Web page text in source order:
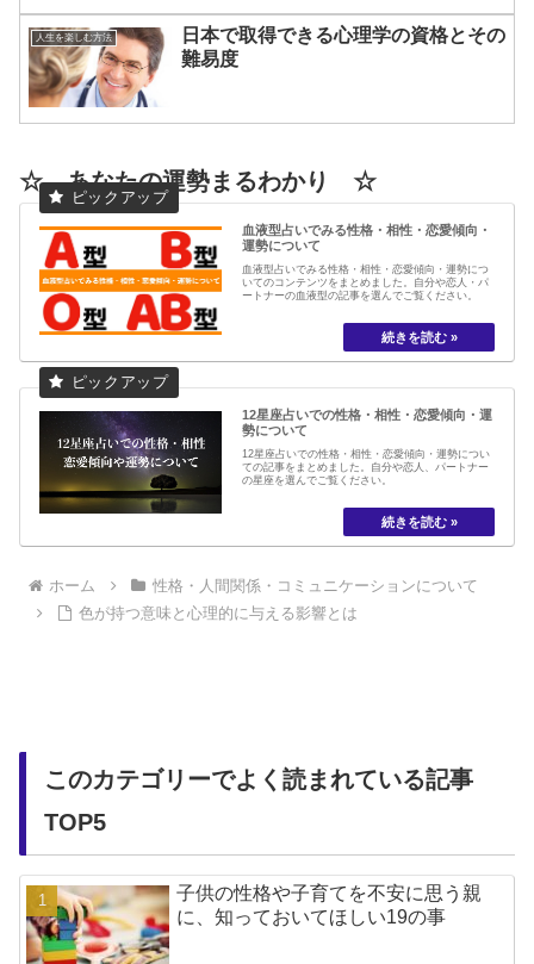
人生を楽しむ方法
日本で取得できる心理学の資格とその
難易度
☆ あなたの運勢まるわかり ☆
血液型占いでみる性格・相性・恋愛傾向・
運勢について
血液型占いでみる性格・相性・恋愛傾向・運勢につ
いてのコンテンツをまとめました。自分や恋人・パ
ートナーの血液型の記事を選んでご覧ください。
12星座占いでの性格・相性・恋愛傾向・運
勢について
12星座占いでの性格・相性・恋愛傾向・運勢につい
ての記事をまとめました。自分や恋人、パートナー
の星座を選んでご覧ください。
ホーム
性格・人間関係・コミュニケーションについて
色が持つ意味と心理的に与える影響とは
このカテゴリーでよく読まれている記事
TOP5
子供の性格や子育てを不安に思う親
に、知っておいてほしい19の事